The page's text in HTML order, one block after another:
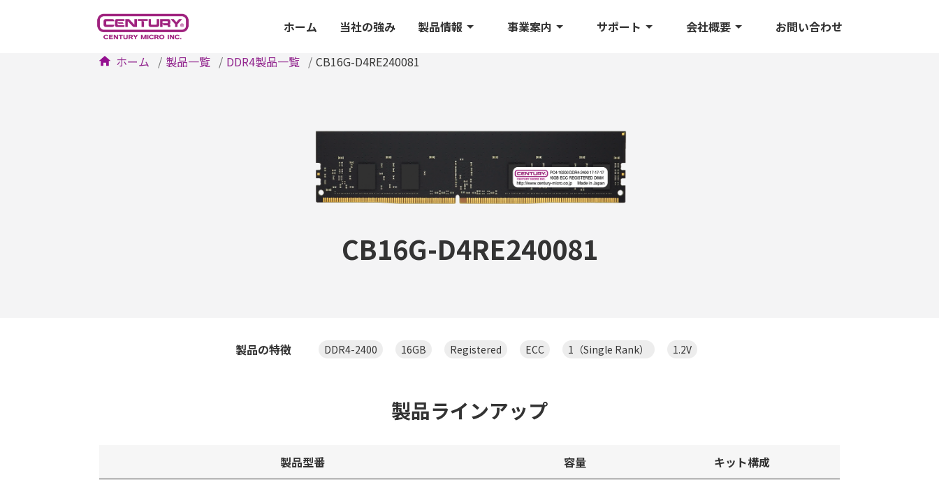
ホーム 当社の強み 製品情報 事業案内 サポート 会社概要 お問い合わせ
ホーム 製品一覧 DDR4製品一覧 CB16G-D4RE240081
CB16G-D4RE240081
製品の特徴 DDR4-2400 16GB Registered ECC 1（Single Rank） 1.2V
製品ラインアップ
製品型番 容量 キット構成